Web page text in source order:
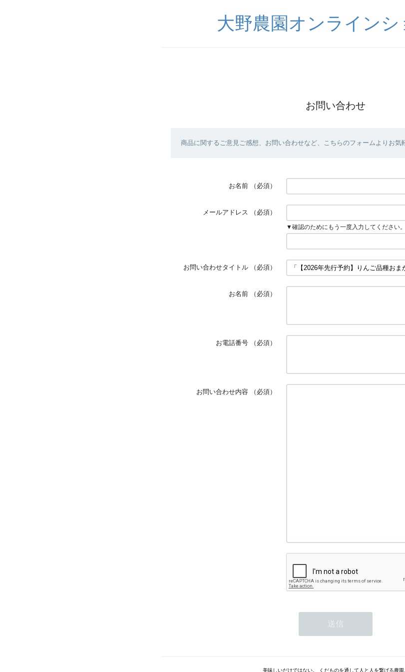
大野農園オンラインシ
お問い合わせ
商品に関するご意見ご感想、お問い合わせなど、こちらのフォームよりお気
お名前 （必須）
メールアドレス （必須）
▼確認のためにもう一度入力してください。
お問い合わせタイトル （必須）
お名前 （必須）
お電話番号 （必須）
お問い合わせ内容 （必須）
美味しいだけではない。 くだものを通して人と人を繋げる農園